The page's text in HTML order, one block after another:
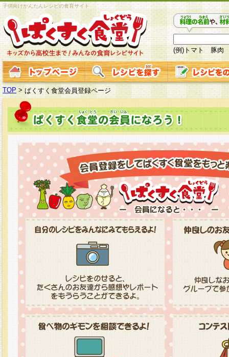
子供向けかんたんレシピの食育サイト
(例)トマト 豚肉
TOP > ぱくすく食堂会員登録ページ